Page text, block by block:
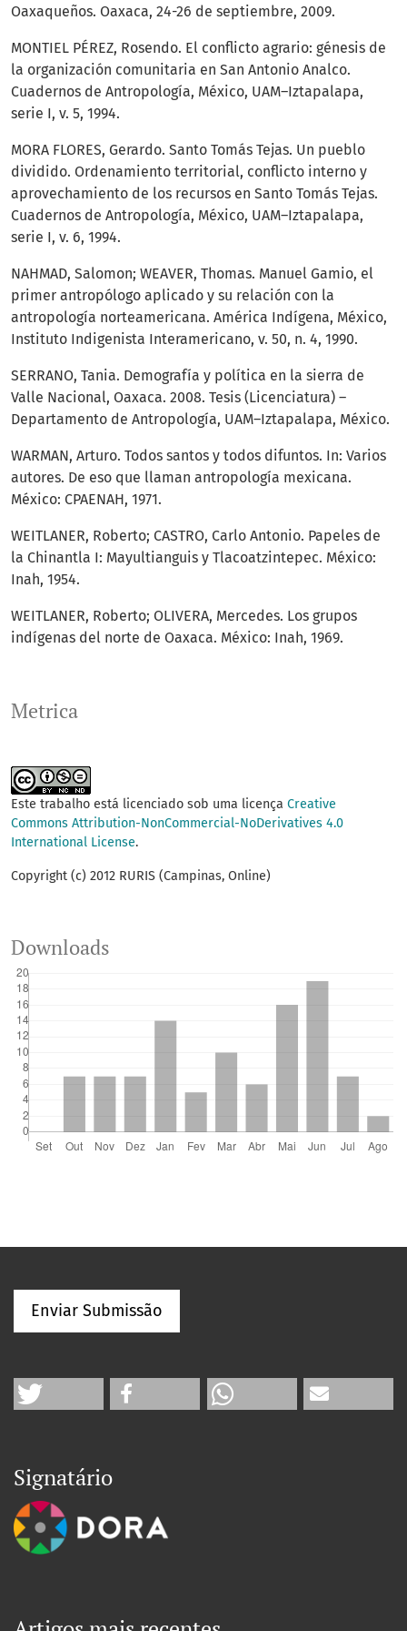
Metrica
Oaxaqueños. Oaxaca, 24-26 de septiembre, 2009.
MONTIEL PÉREZ, Rosendo. El conflicto agrario: génesis de
la organización comunitaria en San Antonio Analco.
Cuadernos de Antropología, México, UAM–Iztapalapa,
serie I, v. 5, 1994.
MORA FLORES, Gerardo. Santo Tomás Tejas. Un pueblo
dividido. Ordenamiento territorial, conflicto interno y
aprovechamiento de los recursos en Santo Tomás Tejas.
Cuadernos de Antropología, México, UAM–Iztapalapa,
serie I, v. 6, 1994.
NAHMAD, Salomon; WEAVER, Thomas. Manuel Gamio, el
primer antropólogo aplicado y su relación con la
antropología norteamericana. América Indígena, México,
Instituto Indigenista Interamericano, v. 50, n. 4, 1990.
SERRANO, Tania. Demografía y política en la sierra de
Valle Nacional, Oaxaca. 2008. Tesis (Licenciatura) –
Departamento de Antropología, UAM–Iztapalapa, México.
WARMAN, Arturo. Todos santos y todos difuntos. In: Varios
autores. De eso que llaman antropología mexicana.
México: CPAENAH, 1971.
WEITLANER, Roberto; CASTRO, Carlo Antonio. Papeles de
la Chinantla I: Mayultianguis y Tlacoatzintepec. México:
Inah, 1954.
WEITLANER, Roberto; OLIVERA, Mercedes. Los grupos
indígenas del norte de Oaxaca. México: Inah, 1969.
Este trabalho está licenciado sob uma licença Creative
Commons Attribution-NonCommercial-NoDerivatives 4.0
International License.
Copyright (c) 2012 RURIS (Campinas, Online)
Downloads
Enviar Submissão
Signatário